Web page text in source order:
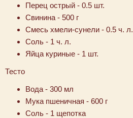
Перец острый - 0.5 шт.
Свинина - 500 г
Смесь хмели-сунели - 0.5 ч. л.
Соль - 1 ч. л.
Яйца куриные - 1 шт.
Тесто
Вода - 300 мл
Мука пшеничная - 600 г
Соль - 1 щепотка